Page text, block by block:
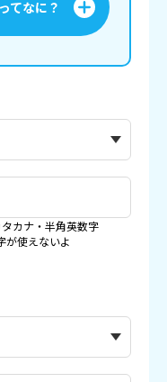
てなに？
カナ・半角英数字
が使えないよ